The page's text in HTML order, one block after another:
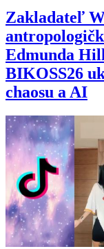
Zakladateľ
Edmunda
BIKOSS26
chaosu a AI